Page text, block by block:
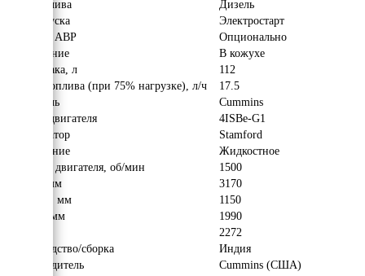
Вид топлива
Дизель
Тип запуска
Электростарт
Наличие АВР
Опционально
Исполнение
В кожухе
Объём бака, л
112
Расход топлива (при 75% нагрузке), л/ч
17.5
Двигатель
Cummins
Модель двигателя
4ISBe-G1
Альтернатор
Stamford
Охлаждение
Жидкостное
Обороты двигателя, об/мин
1500
Длина, мм
3170
Ширина, мм
1150
Высота, мм
1990
2272
Производство/сборка
Индия
Производитель
Cummins (США)